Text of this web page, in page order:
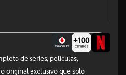
de series, películas,
original exclusivo que solo